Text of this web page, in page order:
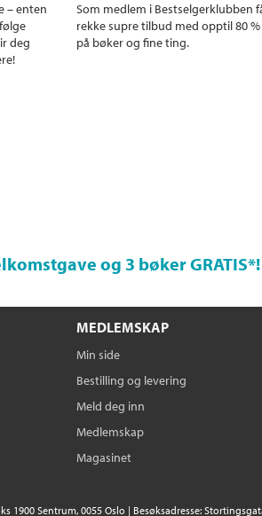
– enten
deg
Som medlem i Bestselgerklubben
rekke supre tilbud med opptil 80
på bøker og fine ting.
og 3 bøker GRATIS*!
MEDLEMSKAP
Min side
Bestilling og levering
Meld deg inn
Medlemskap
Magasinet
1900 Sentrum, 0055 Oslo | Besøksadresse: